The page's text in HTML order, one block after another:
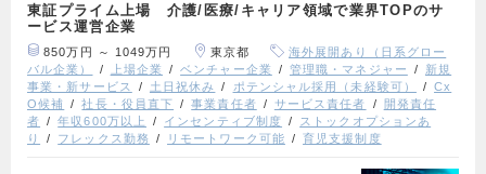
東証プライム上場 介護/医療/キャリア領域で業界TOPのサ
ービス運営企業
850万円 ～ 1049万円 東京都
海外展開あり（日系グロー
バル企業）
上場企業 ベンチャー企業 管理職・マネジャー
新規
事業・新サービス
土日祝休み ポテンシャル採用（未経験可）
Cx
O候補
社長・役員直下 事業責任者 サービス責任者
開発責任
者
年収600万以上 インセンティブ制度
ストックオプションあ
り
フレックス勤務 リモートワーク可能 育児支援制度